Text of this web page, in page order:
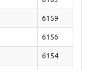
6159
6156
6154